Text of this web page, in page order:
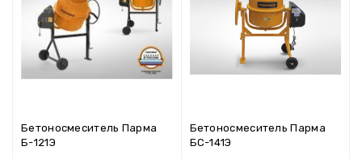
Бетоносмеситель Парма
Б-121Э
Бетоносмеситель Парма
БС-141Э